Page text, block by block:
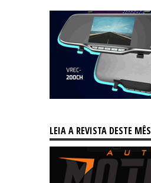
LEIA A REVISTA DESTE MÊS